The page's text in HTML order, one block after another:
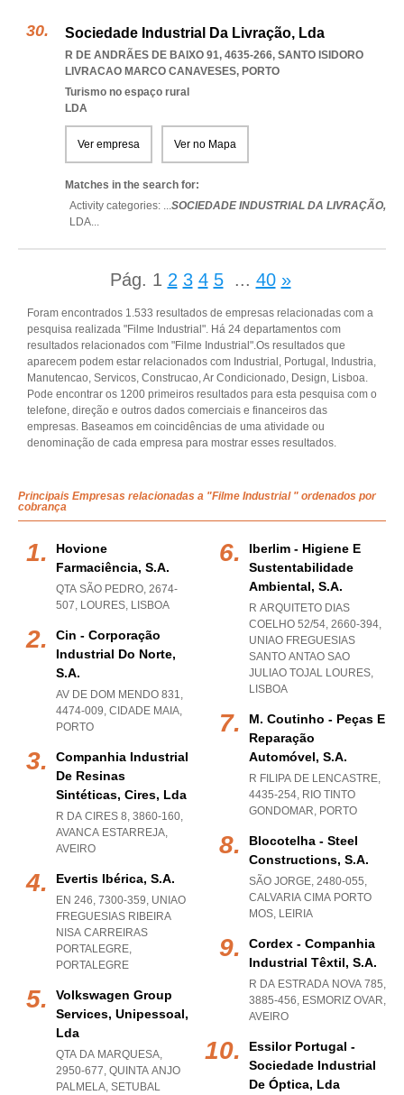
Sociedade Industrial Da Livração, Lda
R DE ANDRÃES DE BAIXO 91, 4635-266, SANTO ISIDORO
LIVRACAO MARCO CANAVESES, PORTO
Turismo no espaço rural
LDA
Ver empresa Ver no Mapa
Matches in the search for:
Activity categories: ...SOCIEDADE INDUSTRIAL DA LIVRAÇÃO,
LDA...
Pág. 1 2 3 4 5 ... 40 »
Foram encontrados 1.533 resultados de empresas relacionadas com a
pesquisa realizada "Filme Industrial". Há 24 departamentos com
resultados relacionados com "Filme Industrial".Os resultados que
aparecem podem estar relacionados com Industrial, Portugal, Industria,
Manutencao, Servicos, Construcao, Ar Condicionado, Design, Lisboa.
Pode encontrar os 1200 primeiros resultados para esta pesquisa com o
telefone, direção e outros dados comerciais e financeiros das
empresas. Baseamos em coincidências de uma atividade ou
denominação de cada empresa para mostrar esses resultados.
Principais Empresas relacionadas a "Filme Industrial " ordenados por
cobrança
Hovione
Farmaciência, S.a.
QTA SÃO PEDRO, 2674-
507, LOURES, LISBOA
Cin - Corporação
Industrial Do Norte,
S.a.
AV DE DOM MENDO 831,
4474-009, CIDADE MAIA,
PORTO
Companhia Industrial
De Resinas
Sintéticas, Cires, Lda
R DA CIRES 8, 3860-160,
AVANCA ESTARREJA,
AVEIRO
Evertis Ibérica, S.a.
EN 246, 7300-359, UNIAO
FREGUESIAS RIBEIRA
NISA CARREIRAS
PORTALEGRE,
PORTALEGRE
Volkswagen Group
Services, Unipessoal,
Lda
QTA DA MARQUESA,
2950-677, QUINTA ANJO
PALMELA, SETUBAL
Iberlim - Higiene E
Sustentabilidade
Ambiental, S.a.
R ARQUITETO DIAS
COELHO 52/54, 2660-394,
UNIAO FREGUESIAS
SANTO ANTAO SAO
JULIAO TOJAL LOURES,
LISBOA
M. Coutinho - Peças E
Reparação
Automóvel, S.a.
R FILIPA DE LENCASTRE,
4435-254, RIO TINTO
GONDOMAR, PORTO
Blocotelha - Steel
Constructions, S.a.
SÃO JORGE, 2480-055,
CALVARIA CIMA PORTO
MOS, LEIRIA
Cordex - Companhia
Industrial Têxtil, S.a.
R DA ESTRADA NOVA 785,
3885-456, ESMORIZ OVAR,
AVEIRO
Essilor Portugal -
Sociedade Industrial
De Óptica, Lda